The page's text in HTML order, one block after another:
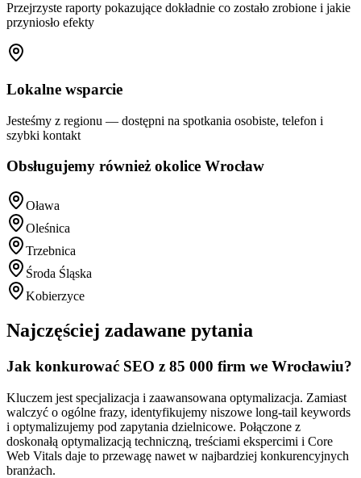
Przejrzyste raporty pokazujące dokładnie co zostało zrobione i jakie
przyniosło efekty
Lokalne wsparcie
Jesteśmy z regionu — dostępni na spotkania osobiste, telefon i
szybki kontakt
Obsługujemy również okolice Wrocław
Oława
Oleśnica
Trzebnica
Środa Śląska
Kobierzyce
Najczęściej zadawane pytania
Jak konkurować SEO z 85 000 firm we Wrocławiu?
Kluczem jest specjalizacja i zaawansowana optymalizacja. Zamiast
walczyć o ogólne frazy, identyfikujemy niszowe long-tail keywords
i optymalizujemy pod zapytania dzielnicowe. Połączone z
doskonałą optymalizacją techniczną, treściami ekspercimi i Core
Web Vitals daje to przewagę nawet w najbardziej konkurencyjnych
branżach.